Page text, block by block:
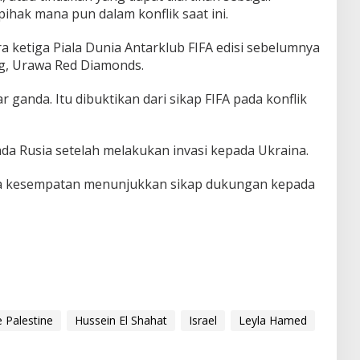
mana pun dalam konflik saat ini.
ketiga Piala Dunia Antarklub FIFA edisi sebelumnya
Urawa Red Diamonds.
ganda. Itu dibuktikan dari sikap FIFA pada konflik
Rusia setelah melakukan invasi kepada Ukraina.
kesempatan menunjukkan sikap dukungan kepada
Palestine Hussein El Shahat Israel Leyla Hamed